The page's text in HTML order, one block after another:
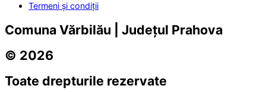
Termeni și condiții
Comuna Vărbilău | Județul Prahova
© 2026
Toate drepturile rezervate